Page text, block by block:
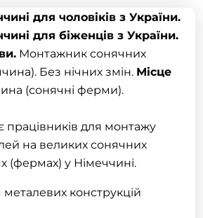
для чоловіків з України.
для біженців з України.
Монтажник сонячних
Без нічних змін. Місце
(сонячні ферми).
працівників для монтажу
на великих сонячних
(фермах) у Німеччині.
конструкцій